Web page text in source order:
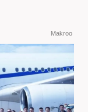
Makroo